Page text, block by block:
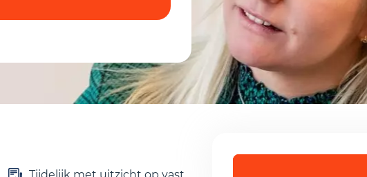
Upload CV (optioneel)
Tekstveld (optioneel)